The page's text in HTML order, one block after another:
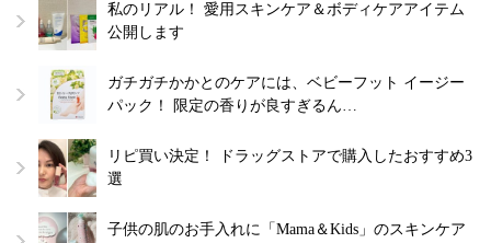
私のリアル！ 愛用スキンケア＆ボディケアアイテム
公開します
ガチガチかかとのケアには、ベビーフット イージー
パック！ 限定の香りが良すぎるん…
リピ買い決定！ ドラッグストアで購入したおすすめ3
選
子供の肌のお手入れに「Mama＆Kids」のスキンケア